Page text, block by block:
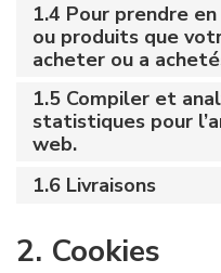
1.4 Pour prendre
ou produits que
acheter ou a
1.5 Compiler et
statistiques pour
web.
1.6 Livraisons
2. Cookies